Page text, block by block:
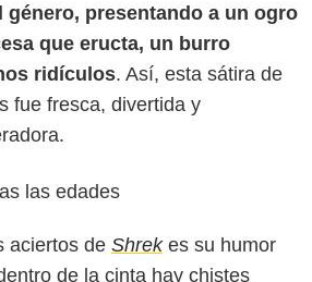
género, presentando a un ogro
que eructa, un burro
ridículos. Así, esta sátira de
fue fresca, divertida y
las edades
aciertos de Shrekes su humor
de la cinta hay chistes
Netflix